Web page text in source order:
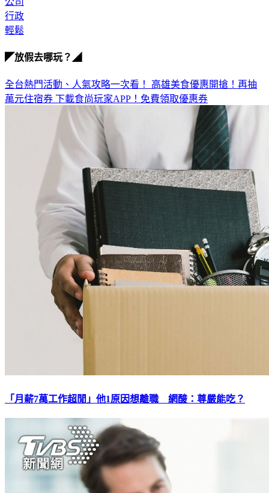
行政
輕鬆
◤放假去哪玩？◢
全台熱門活動、人氣攻略一次看！ 高雄美食優惠開搶！再抽
萬元住宿券 下載食尚玩家APP！免費領取優惠券
「月薪7萬工作超閒」他1原因想離職 網酸：尊嚴能吃？